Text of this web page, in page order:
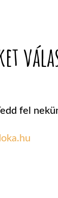
fel